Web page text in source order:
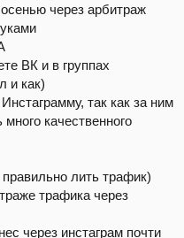
через арбитраж
ВК и в группах
и как)
так как за ним
качественного
лить трафик)
трафика через
через инстаграм почти